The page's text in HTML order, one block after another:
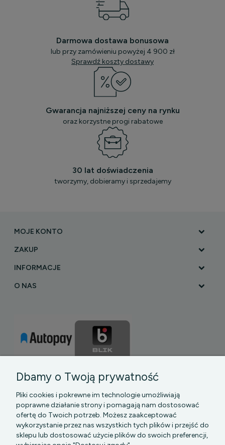
Darmowa dostawa bonusowa
lub przy zamówieniu powyżej 4 900 zł
Sprawdź koszty dostawy
Gwarancja najniższej ceny na rynku
oraz korzystne progi rabatowe
30 lat doświadczenia
tworzymy, dobieramy i sprzedajemy
MOJE KONTO
ZAKUP
INFORMACJE
O NAS
Dbamy o Twoją prywatność
Pliki cookies i pokrewne im technologie umożliwiają
poprawne działanie strony i pomagają nam dostosować
ofertę do Twoich potrzeb. Możesz zaakceptować
wykorzystanie przez nas wszystkich tych plików i przejść do
sklepu lub dostosować użycie plików do swoich preferencji,